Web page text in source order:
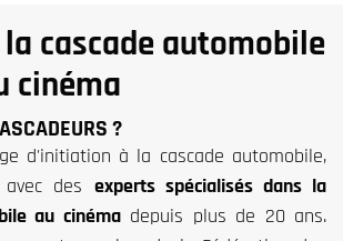
cascade automobile
cinéma
?
d'initiation à la cascade automobile,
des experts spécialisés dans la
au cinémadepuis plus de 20 ans.